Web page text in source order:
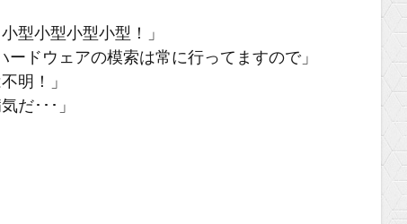
型小型小型小型！」
ドウェアの模索は常に行ってますので」
明！」
だ･･･」